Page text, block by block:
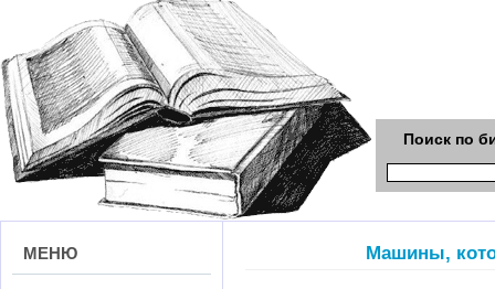
Поиск по
МЕНЮ Машины,